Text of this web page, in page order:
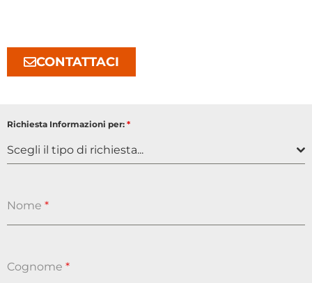
CONTATTACI
Richiesta Informazioni per: *
Scegli il tipo di richiesta...
Nome *
Cognome *